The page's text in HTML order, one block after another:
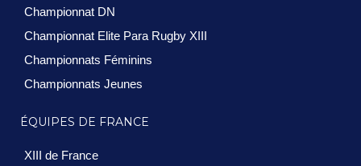
Championnat DN
Championnat Elite Para Rugby XIII
Championnats Féminins
Championnats Jeunes
ÉQUIPES DE FRANCE
XIII de France